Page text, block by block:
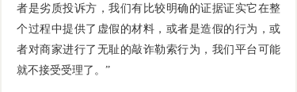
者是劣质投诉方，我们有比较明确的证据证实它在整
个过程中提供了虚假的材料，或者是造假的行为，或
者对商家进行了无耻的敲诈勒索行为，我们平台可能
就不接受受理了。”